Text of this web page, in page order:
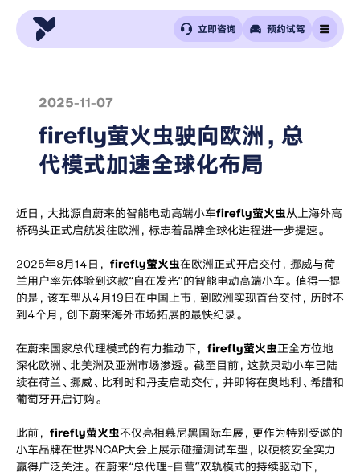
立即咨询 预约试驾
2025-11-07
firefly萤火虫驶向欧洲，总
代模式加速全球化布局
近日，大批源自蔚来的智能电动高端小车firefly萤火虫从上海外高
桥码头正式启航发往欧洲，标志着品牌全球化进程进一步提速。
2025年8月14日， firefly萤火虫在欧洲正式开启交付，挪威与荷
兰用户率先体验到这款“自在发光”的智能电动高端小车。值得一提
的是，该车型从4月19日在中国上市，到欧洲实现首台交付，历时不
到4个月，创下蔚来海外市场拓展的最快纪录。
在蔚来国家总代理模式的有力推动下， firefly萤火虫正全方位地
深化欧洲、北美洲及亚洲市场渗透。截至目前，这款灵动小车已陆
续在荷兰、挪威、比利时和丹麦启动交付，并即将在奥地利、希腊和
葡萄牙开启订购。
此前， firefly萤火虫不仅亮相慕尼黑国际车展，更作为特别受邀的
小车品牌在世界NCAP大会上展示碰撞测试车型，以硬核安全实力
赢得广泛关注。在蔚来“总代理+自营”双轨模式的持续驱动下，